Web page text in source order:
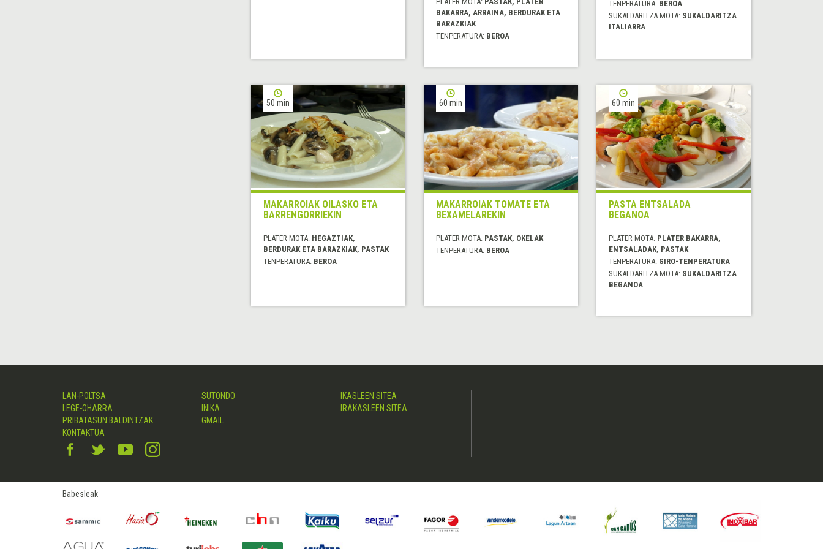
BAKARRA, ARRAINA, BERDURAK ETA
BARAZKIAK
TENPERATURA: BEROA
TENPERATURA: BEROA
SUKALDARITZA MOTA: SUKALDARITZA
ITALIARRA
50 min
MAKARROIAK OILASKO ETA
BARRENGORRIEKIN
PLATER MOTA: HEGAZTIAK,
BERDURAK ETA BARAZKIAK, PASTAK
TENPERATURA: BEROA
60 min
MAKARROIAK TOMATE ETA
BEXAMELAREKIN
PLATER MOTA: PASTAK, OKELAK
TENPERATURA: BEROA
60 min
PASTA ENTSALADA
BEGANOA
PLATER MOTA: PLATER BAKARRA,
ENTSALADAK, PASTAK
TENPERATURA: GIRO-TENPERATURA
SUKALDARITZA MOTA: SUKALDARITZA
BEGANOA
LAN-POLTSA
LEGE-OHARRA
PRIBATASUN BALDINTZAK
KONTAKTUA
SUTONDO
INIKA
GMAIL
IKASLEEN SITEA
IRAKASLEEN SITEA
Babesleak